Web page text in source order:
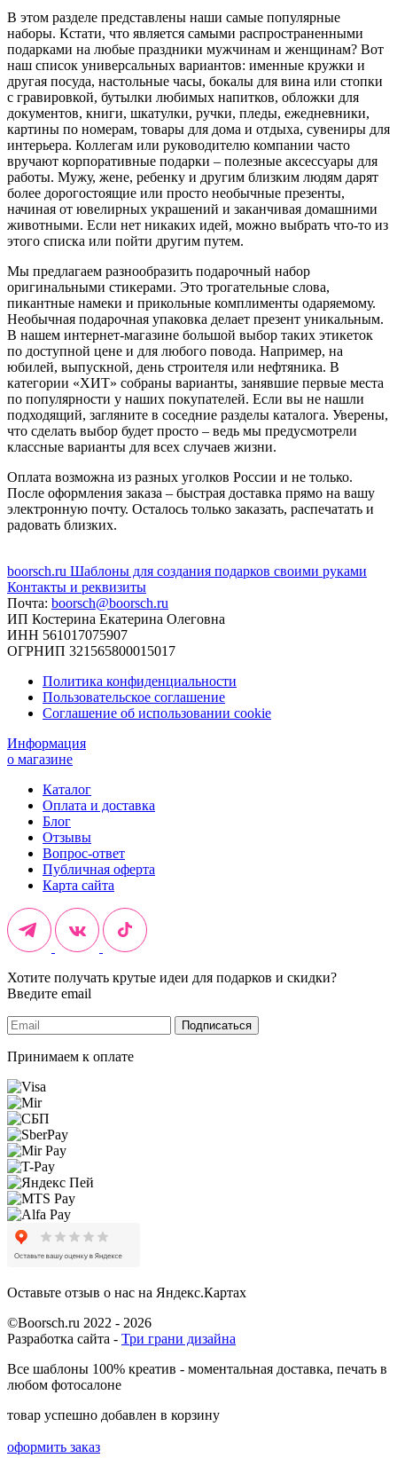
В этом разделе представлены наши самые популярные
наборы. Кстати, что является самыми распространенными
подарками на любые праздники мужчинам и женщинам? Вот
наш список универсальных вариантов: именные кружки и
другая посуда, настольные часы, бокалы для вина или стопки
с гравировкой, бутылки любимых напитков, обложки для
документов, книги, шкатулки, ручки, пледы, ежедневники,
картины по номерам, товары для дома и отдыха, сувениры для
интерьера. Коллегам или руководителю компании часто
вручают корпоративные подарки – полезные аксессуары для
работы. Мужу, жене, ребенку и другим близким людям дарят
более дорогостоящие или просто необычные презенты,
начиная от ювелирных украшений и заканчивая домашними
животными. Если нет никаких идей, можно выбрать что-то из
этого списка или пойти другим путем.
Мы предлагаем разнообразить подарочный набор
оригинальными стикерами. Это трогательные слова,
пикантные намеки и прикольные комплименты одаряемому.
Необычная подарочная упаковка делает презент уникальным.
В нашем интернет-магазине большой выбор таких этикеток
по доступной цене и для любого повода. Например, на
юбилей, выпускной, день строителя или нефтяника. В
категории «ХИТ» собраны варианты, занявшие первые места
по популярности у наших покупателей. Если вы не нашли
подходящий, загляните в соседние разделы каталога. Уверены,
что сделать выбор будет просто – ведь мы предусмотрели
классные варианты для всех случаев жизни.
Оплата возможна из разных уголков России и не только.
После оформления заказа – быстрая доставка прямо на вашу
электронную почту. Осталось только заказать, распечатать и
радовать близких.
boorsch.ru Шаблоны для создания подарков своими руками
Контакты и реквизиты
Почта: boorsch@boorsch.ru
ИП Костерина Екатерина Олеговна
ИНН 561017075907
ОГРНИП 321565800015017
Политика конфиденциальности
Пользовательское соглашение
Соглашение об использовании cookie
Информация
о магазине
Каталог
Оплата и доставка
Блог
Отзывы
Вопрос-ответ
Публичная оферта
Карта сайта
Хотите получать крутые идеи для подарков и скидки?
Введите email
Подписаться
Принимаем к оплате
Оставьте отзыв о нас на Яндекс.Картах
©Boorsch.ru 2022 - 2026
Разработка сайта - Три грани дизайна
Все шаблоны 100% креатив - моментальная доставка, печать в
любом фотосалоне
товар успешно добавлен в корзину
оформить заказ